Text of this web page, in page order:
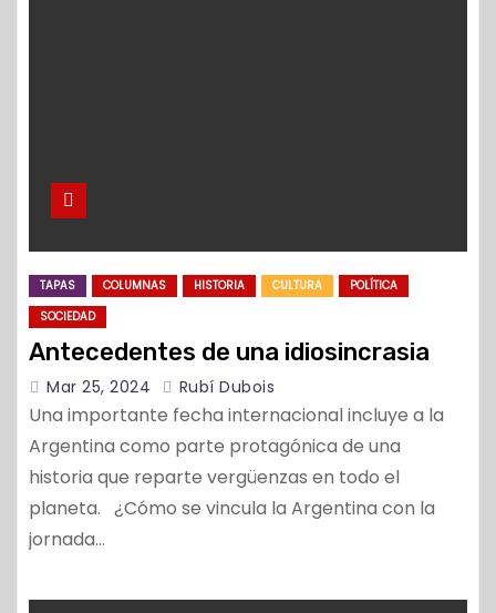
TAPAS COLUMNAS HISTORIA CULTURA
POLÍTICA
SOCIEDAD
Antecedentes de una idiosincrasia
Mar 25, 2024 Rubí Dubois
Una importante fecha internacional incluye a la
Argentina como parte protagónica de una
historia que reparte vergüenzas en todo el
planeta. ¿Cómo se vincula la Argentina con la
jornada…